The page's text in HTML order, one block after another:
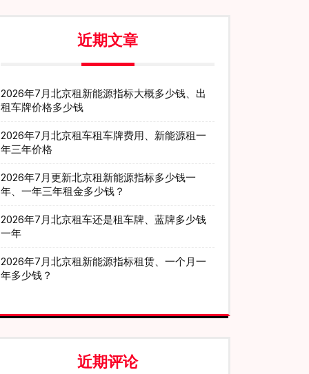
近期文章
2026年7月北京租新能源指标大概多少钱、出
租车牌价格多少钱
2026年7月北京租车租车牌费用、新能源租一
年三年价格
2026年7月更新北京租新能源指标多少钱一
年、一年三年租金多少钱？
2026年7月北京租车还是租车牌、蓝牌多少钱
一年
2026年7月北京租新能源指标租赁、一个月一
年多少钱？
近期评论